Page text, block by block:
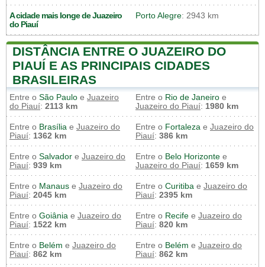
A cidade mais longe deJuazeiro
do Piauí
Porto Alegre: 2943 km
DISTÂNCIA ENTRE O JUAZEIRO DO
PIAUÍ E AS PRINCIPAIS CIDADES
BRASILEIRAS
Entre o São Paulo e Juazeiro
do Piauí: 2113 km
Entre o Rio de Janeiro e
Juazeiro do Piauí: 1980 km
Entre o Brasília e Juazeiro do
Piauí: 1362 km
Entre o Fortaleza e Juazeiro do
Piauí: 386 km
Entre o Salvador e Juazeiro do
Piauí: 939 km
Entre o Belo Horizonte e
Juazeiro do Piauí: 1659 km
Entre o Manaus e Juazeiro do
Piauí: 2045 km
Entre o Curitiba e Juazeiro do
Piauí: 2395 km
Entre o Goiânia e Juazeiro do
Piauí: 1522 km
Entre o Recife e Juazeiro do
Piauí: 820 km
Entre o Belém e Juazeiro do
Piauí: 862 km
Entre o Belém e Juazeiro do
Piauí: 862 km